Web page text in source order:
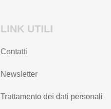
LINK UTILI
Contatti
Newsletter
Trattamento dei dati personali